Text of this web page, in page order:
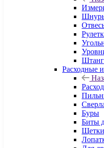
Расходные
Буры
Биты